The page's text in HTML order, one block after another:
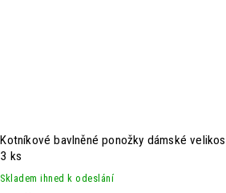
Kotníkové bavlněné ponožky dámské
3 ks
Skladem ihned k odeslání